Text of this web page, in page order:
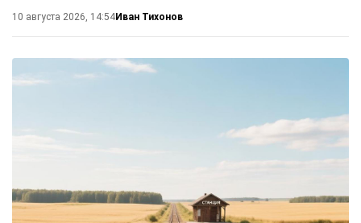
10 августа 2026, 14:54Иван Тихонов